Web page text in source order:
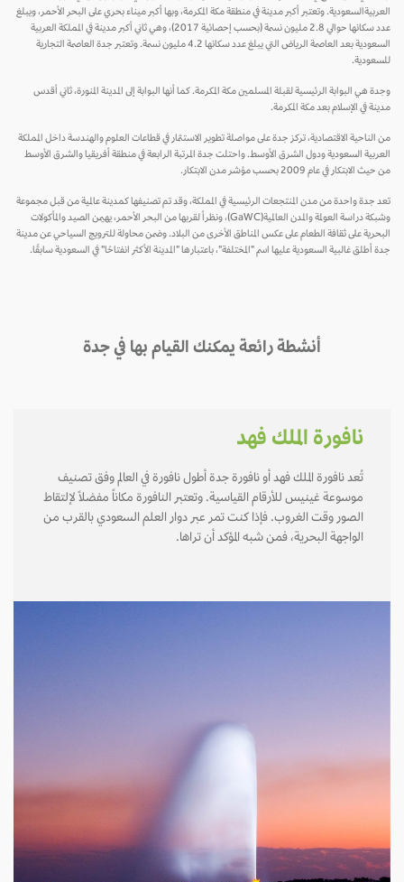
العربيةالسعودية. وتعتبر أكبر مدينة في منطقة مكة المكرمة، وبها أكبر ميناء بحري على البحر الأحمر، ويبلغ
عدد سكانها حوالي 2.8 مليون نسمة (بحسب إحصائية 2017)، وهي ثاني أكبر مدينة في المملكة العربية
السعودية بعد العاصمة الرياض التي يبلغ عدد سكانها 4.2 مليون نسمة. وتعتبر جدة العاصمة التجارية
للسعودية.
وجدة هي البوابة الرئيسية لقبلة المسلمين مكة المكرمة. كما أنها البوابة إلى المدينة المنورة، ثاني أقدس
مدينة في الإسلام بعد مكة المكرمة.
من الناحية الاقتصادية، تركز جدة على مواصلة تطوير الاستثمار في قطاعات العلوم والهندسة داخل المملكة
العربية السعودية ودول الشرق الأوسط. واحتلت جدة المرتبة الرابعة في منطقة أفريقيا والشرق الأوسط
من حيث الابتكار في عام 2009 بحسب مؤشر مدن الابتكار.
تعد جدة واحدة من مدن المنتجعات الرئيسية في المملكة، وقد تم تصنيفها كمدينة عالمية من قبل مجموعة
وشبكة دراسة العولمة والمدن العالمية(GaWC)، ونظراً لقربها من البحر الأحمر، يهيمن الصيد والمأكولات
البحرية على ثقافة الطعام على عكس المناطق الأخرى من البلاد. وضمن محاولة للترويج السياحي عن مدينة
جدة أطلق غالبية السعودية عليها اسم "المختلفة"، باعتبارها "المدينة الأكثر انفتاحًا" في السعودية سابقًا.
أنشطة رائعة يمكنك القيام بها في جدة
نافورة الملك فهد
تُعد نافورة الملك فهد أو نافورة جدة أطول نافورة في العالم وفق تصنيف
موسوعة غينيس للأرقام القياسية. وتعتبر النافورة مكاناً مفضلاً لإلتقاط
الصور وقت الغروب. فإذا كنت تمر عبر دوار العلم السعودي بالقرب من
الواجهة البحرية، فمن شبه المؤكد أن تراها.